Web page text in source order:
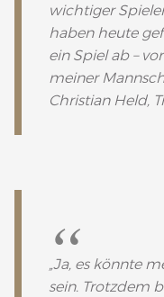
wichtiger
haben heute
ein Spiel ab –
meiner
Christian Held,
„Ja, es könnte
sein. Trotzdem